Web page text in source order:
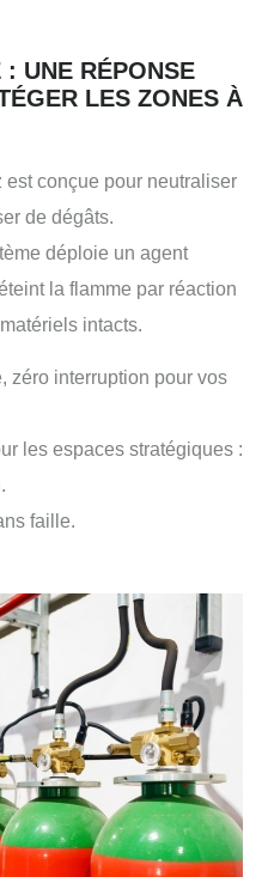
UNE RÉPONSE
LES ZONES À
est conçue pour neutraliser
de dégâts.
déploie un agent
la flamme par réaction
intacts.
zéro interruption pour vos
les espaces stratégiques :
faille.